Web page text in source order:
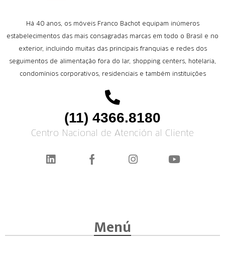
Há 40 anos, os móveis Franco Bachot equipam inúmeros
estabelecimentos das mais consagradas marcas em todo o Brasil e no
exterior, incluindo muitas das principais franquias e redes dos
seguimentos de alimentação fora do lar, shopping centers, hotelaria,
condomínios corporativos, residenciais e também instituições
(11) 4366.8180
Centro Nacional de Atención al Cliente
Menú